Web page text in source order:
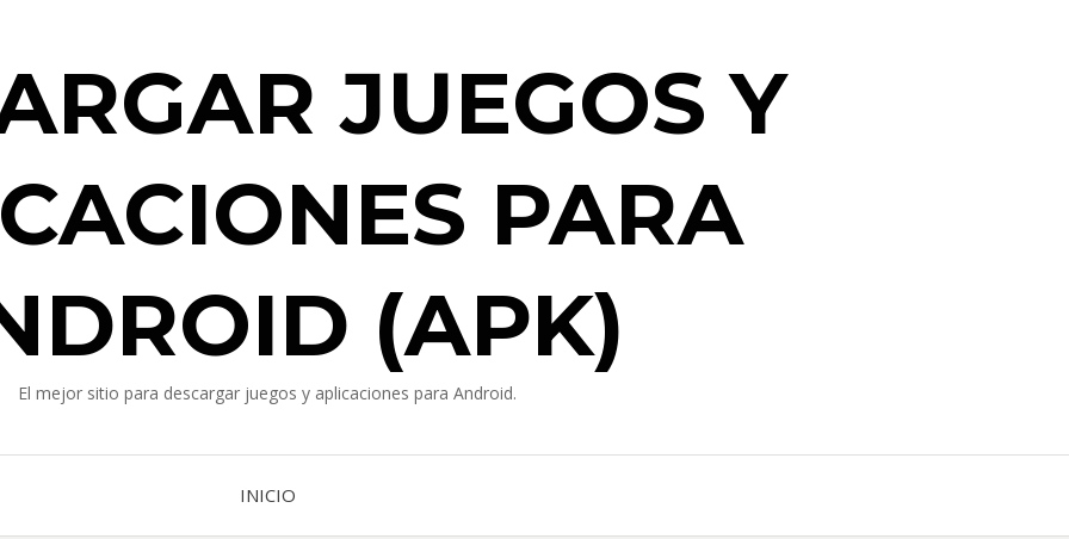
JUEGOS Y
PARA
(APK)
El mejor sitio para descargar juegos y aplicaciones para Android.
INICIO